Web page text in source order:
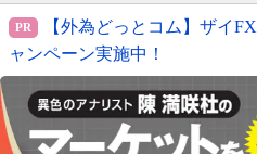
【外為どっとコム】ザイ
ャンペーン実施中！